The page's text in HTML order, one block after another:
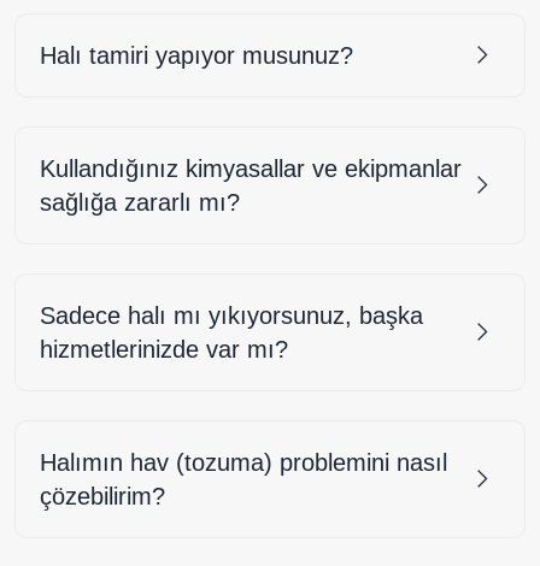
Halı tamiri yapıyor musunuz?
Kullandığınız kimyasallar ve ekipmanlar
sağlığa zararlı mı?
Sadece halı mı yıkıyorsunuz, başka
hizmetlerinizde var mı?
Halımın hav (tozuma) problemini nasıl
çözebilirim?